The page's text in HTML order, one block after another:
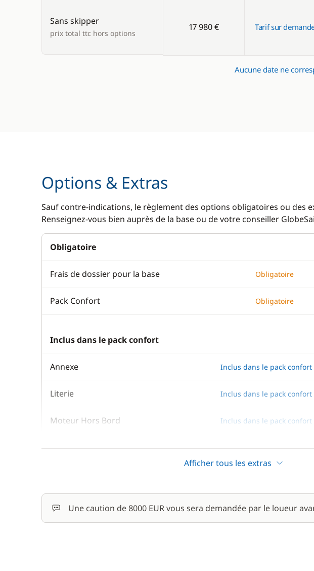
Sans skipper
prix total ttc hors options
17 980 € Tarif sur
Aucune date ne
Options & Extras
Sauf contre-indications, le règlement des options obligatoires ou des
Renseignez-vous bien auprès de la base ou de votre conseiller
Obligatoire
Frais de dossier pour la base Obligatoire
Pack Confort Obligatoire
Inclus dans le pack confort
Annexe Inclus dans le pack confort
Literie Inclus dans le pack confort
Moteur Hors Bord Inclus dans le pack confort
Serviettes Inclus dans le pack confort
Filet de sécurité
Afficher tous les extras
Une caution de 8000 EUR vous sera demandée par le loueur